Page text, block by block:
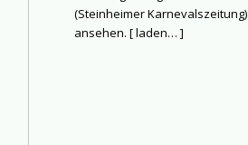
(Steinheimer Karnevalszeitung)
ansehen. [laden… ]